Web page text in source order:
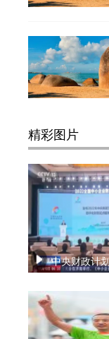
精彩图片
中央财政计